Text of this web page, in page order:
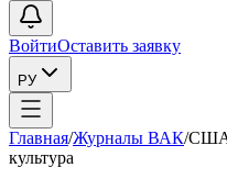
ВойтиОставить заявку
РУ
Главная/Журналы ВАК/США
культура